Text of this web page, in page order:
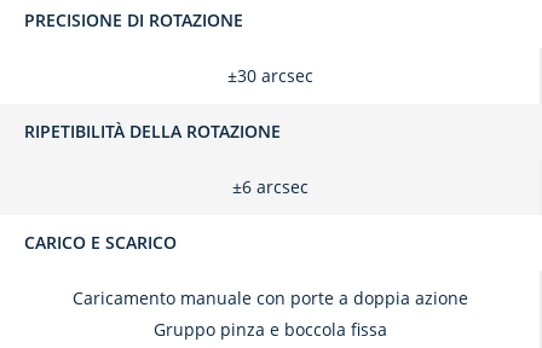
PRECISIONE DI ROTAZIONE
±30 arcsec
RIPETIBILITÀ DELLA ROTAZIONE
±6 arcsec
CARICO E SCARICO
Caricamento manuale con porte a doppia azione
Gruppo pinza e boccola fissa